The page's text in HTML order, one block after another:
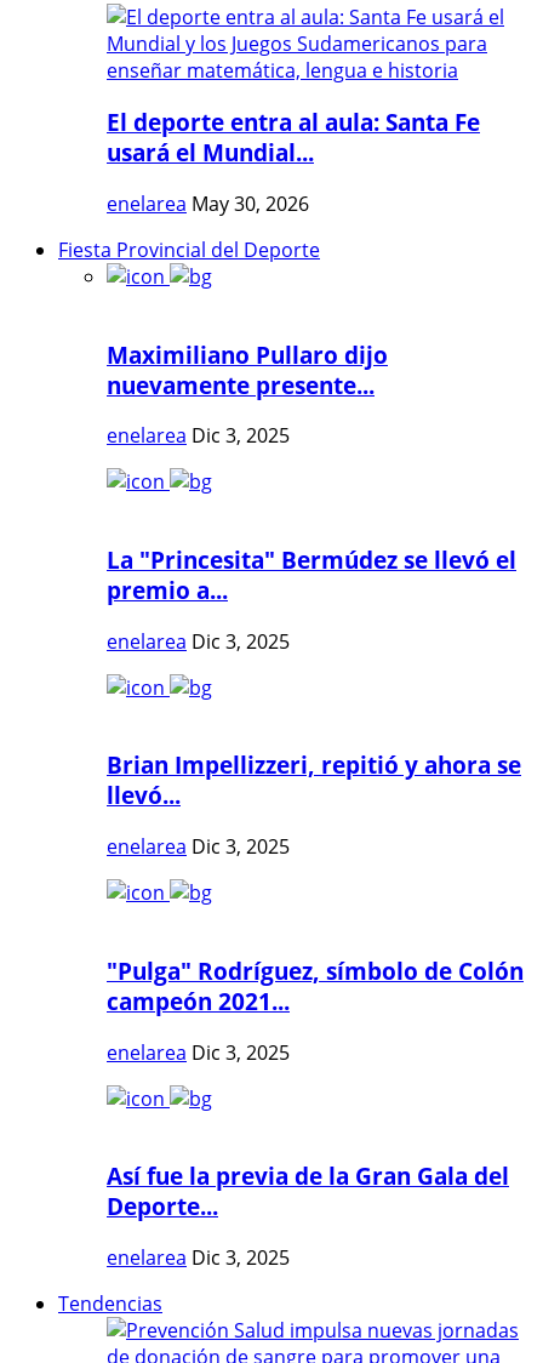
El deporte entra al aula: Santa Fe
usará el Mundial...
enelarea May 30, 2026
Fiesta Provincial del Deporte
Maximiliano Pullaro dijo
nuevamente presente...
enelarea Dic 3, 2025
La "Princesita" Bermúdez se llevó el
premio a...
enelarea Dic 3, 2025
Brian Impellizzeri, repitió y ahora se
llevó...
enelarea Dic 3, 2025
"Pulga" Rodríguez, símbolo de Colón
campeón 2021...
enelarea Dic 3, 2025
Así fue la previa de la Gran Gala del
Deporte...
enelarea Dic 3, 2025
Tendencias